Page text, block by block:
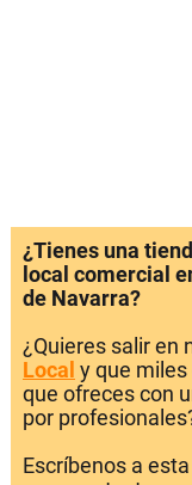
¿Tienes una
local comercial
de Navarra?
¿Quieres salir en
Local y que
que ofreces con
por
Escríbenos a